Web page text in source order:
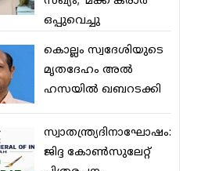
ഒപ്പുവെച്ചു
കൊല്ലം സ്വദേശിയുടെ
മൃതദേഹം അല്‍
ഹസയില്‍ ഖബറടക്കി
സ്വാതന്ത്ര്യദിനാഘോഷം:
ജിദ്ദ കോണ്‍സുലേറ്റ്